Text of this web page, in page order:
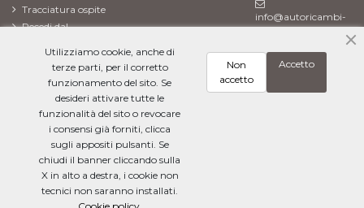
Tracciatura ospite
Recedi dal
ordine)
info@autoricambi-
ceccacci.it
Newsletter
Ho letto l'informativa sulla privacye accetto il trattamento dei miei dati
Utilizziamo cookie, anche di
terze parti, per il corretto
funzionamento del sito. Se
desideri attivare tutte le
funzionalità del sito o revocare
i consensi già forniti, clicca
sugli appositi pulsanti. Se
chiudi il banner cliccando sulla
X in alto a destra, i cookie non
tecnici non saranno installati.
Accetto
Non
accetto